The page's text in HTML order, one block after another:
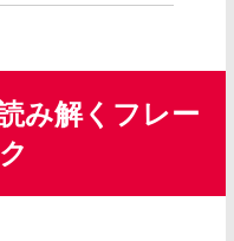
み解くフレー